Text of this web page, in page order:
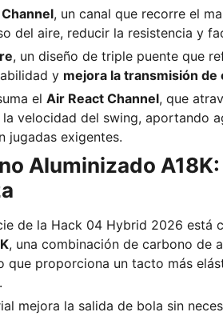
, un canal que recorre el
del aire, reducir la resistencia y
, un diseño de triple puente que
y mejora la transmisión de
el Air React Channel, que
velocidad del swing, aportando
jugadas exigentes.
Aluminizado
de la Hack 04 Hybrid 2026 está
, una combinación de carbono de
que proporciona un tacto más
mejora la salida de bola sin